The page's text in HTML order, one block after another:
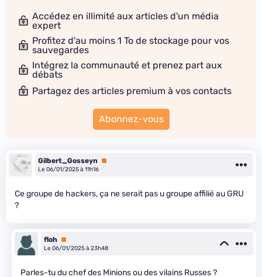
Accédez en illimité aux articles d'un média
expert
Profitez d'au moins 1 To de stockage pour vos
sauvegardes
Intégrez la communauté et prenez part aux
débats
Partagez des articles premium à vos contacts
Abonnez-vous
Gilbert_Gosseyn
Premium
Le 06/01/2025 à 11h16
Ce groupe de hackers, ça ne serait pas u groupe affilié au GRU
?
floh Premium
Le 06/01/2025 à 23h48
Parles-tu du chef des Minions ou des vilains Russes ?